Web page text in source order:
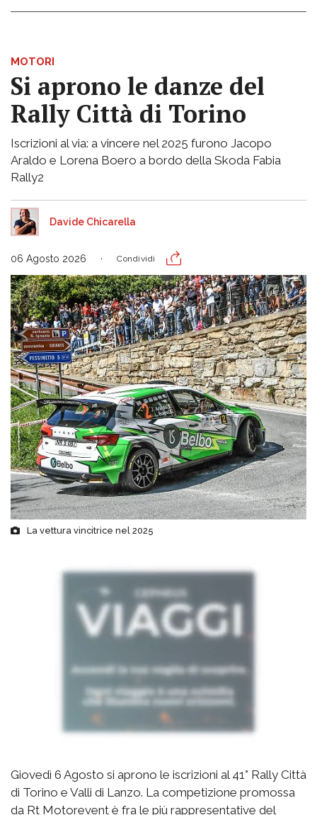
MOTORI
Si aprono le danze del
Rally Città di Torino
Iscrizioni al via: a vincere nel 2025 furono Jacopo
Araldo e Lorena Boero a bordo della Skoda Fabia
Rally2
Davide Chicarella
06 Agosto 2026 Condividi
La vettura vincitrice nel 2025
Giovedì 6 Agosto si aprono le iscrizioni al 41° Rally Città
di Torino e Valli di Lanzo. La competizione promossa
da Rt Motorevent è fra le più rappresentative del